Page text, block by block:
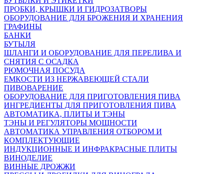
ПРОБКИ, КРЫШКИ И ГИДРОЗАТВОРЫ
ОБОРУДОВАНИЕ ДЛЯ БРОЖЕНИЯ И ХРАНЕНИЯ
ГРАФИНЫ
БАНКИ
БУТЫЛЯ
ШЛАНГИ И ОБОРУДОВАНИЕ ДЛЯ ПЕРЕЛИВА И
СНЯТИЯ С ОСАДКА
РЮМОЧНАЯ ПОСУДА
ЕМКОСТИ ИЗ НЕРЖАВЕЮЩЕЙ СТАЛИ
ПИВОВАРЕНИЕ
ОБОРУДОВАНИЕ ДЛЯ ПРИГОТОВЛЕНИЯ ПИВА
ИНГPЕДИЕНТЫ ДЛЯ ПРИГОТОВЛЕНИЯ ПИВА
АВТОМАТИКА, ПЛИТЫ И ТЭНЫ
ТЭНЫ И РЕГУЛЯТОРЫ МОЩНОСТИ
АВТОМАТИКА УПРАВЛЕНИЯ ОТБОРОМ И
КОМПЛЕКТУЮЩИЕ
ИНДУКЦИОННЫЕ И ИНФРАКРАСНЫЕ ПЛИТЫ
ВИНОДЕЛИЕ
ВИННЫЕ ДРОЖЖИ